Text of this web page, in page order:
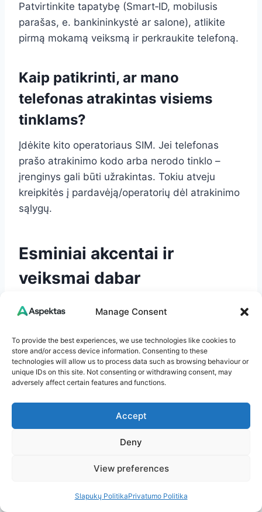
Manage Consent
To provide the best experiences, we use technologies like cookies to
store and/or access device information. Consenting to these
technologies will allow us to process data such as browsing behaviour or
unique IDs on this site. Not consenting or withdrawing consent, may
adversely affect certain features and functions.
Accept
Deny
View preferences
Slapukų PolitikaPrivatumo Politika
Patvirtinkite tapatybę (Smart‑ID, mobilusis
parašas, e. bankininkystė ar salone), atlikite
pirmą mokamą veiksmą ir perkraukite telefoną.
Kaip patikrinti, ar mano
telefonas atrakintas visiems
tinklams?
Įdėkite kito operatoriaus SIM. Jei telefonas
prašo atrakinimo kodo arba nerodo tinklo –
įrenginys gali būti užrakintas. Tokiu atveju
kreipkitės į pardavėją/operatorių dėl atrakinimo
sąlygų.
Esminiai akcentai ir
veiksmai dabar
Įdėkite SIM, įveskite PIN, atlikite pirmą
automatinės aktyvacijos ir perkraukite
telefoną, jei reikia.
Užregistruokite išankstinio mokėjimo SIM –
be registracijos paslaugos gali neveikti ar
būti apribotos.
Patikrinkite galiojimo/papildymo terminus
savitarnoje, kad neprarastumėte numerio.
Jei kyla bėdų: perkraukite telefoną,
patikrinkite APN ir bandykite kitame